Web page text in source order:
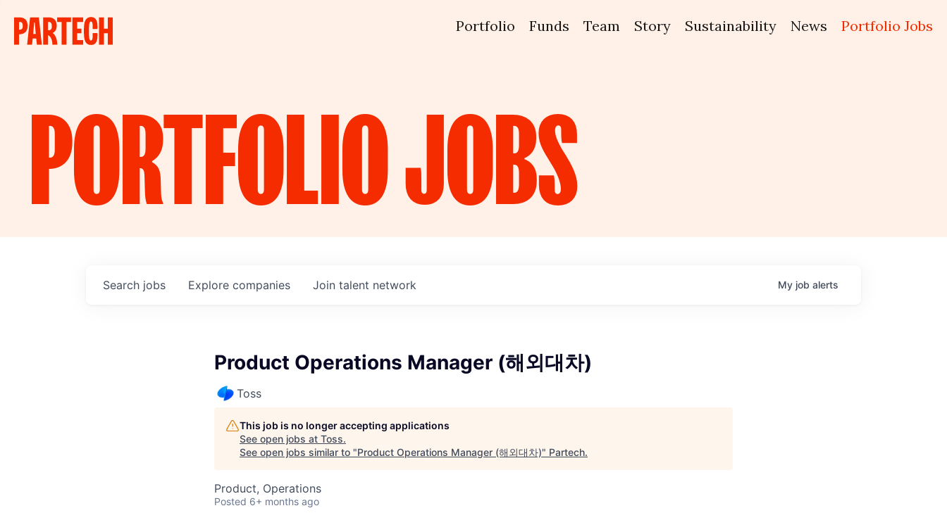
Portfolio Funds Team Story Sustainability News Portfolio Jobs
PORTFOLIOJOBS
Search jobs Explore companies Join talent network My job alerts
Product Operations Manager (해외대차)
Toss
This job is no longer accepting applications
See open jobs at Toss.
See open jobs similar to "Product Operations Manager (해외대차)" Partech.
Product, Operations
Posted 6+ months ago